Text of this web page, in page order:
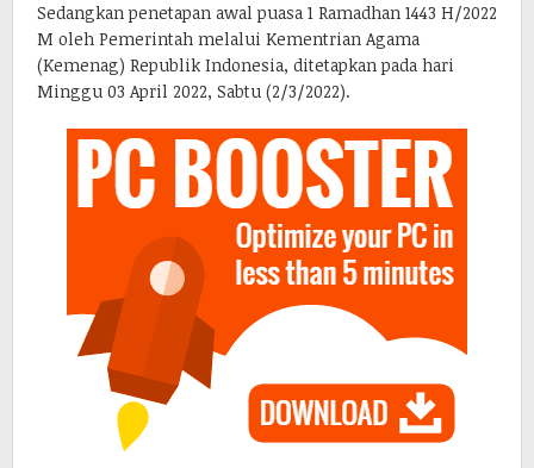
Sedangkan penetapan awal puasa 1 Ramadhan 1443 H/2022
M oleh Pemerintah melalui Kementrian Agama
(Kemenag) Republik Indonesia, ditetapkan pada hari
Minggu 03 April 2022, Sabtu (2/3/2022).